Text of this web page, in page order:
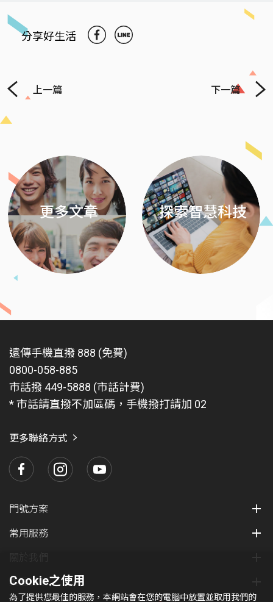
分享好生活
上一篇 下一篇
更多文章 探索智慧科技
遠傳手機直撥 888 (免費)
0800-058-885
市話撥 449-5888 (市話計費)
* 市話請直撥不加區碼，手機撥打請加 02
更多聯絡方式
門號方案
常用服務
集團服務
Cookie之使用
為了提供您最佳的服務，本網站會在您的電腦中放置並取用我們的